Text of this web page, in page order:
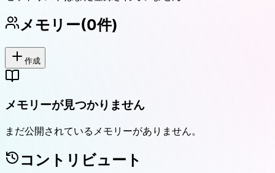
メモリー(0件)
作成
メモリーが見つかりません
まだ公開されているメモリーがありません。
コントリビュート